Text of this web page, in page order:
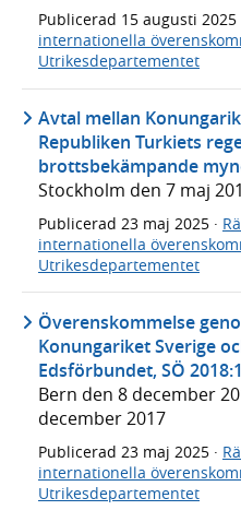
Publicerad 15 augusti 2025
internationella
Utrikesdepartementet
Avtal mellan
Republiken Turkiets
brottsbekämpande
Stockholm den 7 maj
Publicerad 23 maj 2025 ·
internationella
Utrikesdepartementet
Överenskommelse
Konungariket Sverige
Edsförbundet, SÖ
Bern den 8 december
december 2017
Publicerad 23 maj 2025 ·
internationella
Utrikesdepartementet